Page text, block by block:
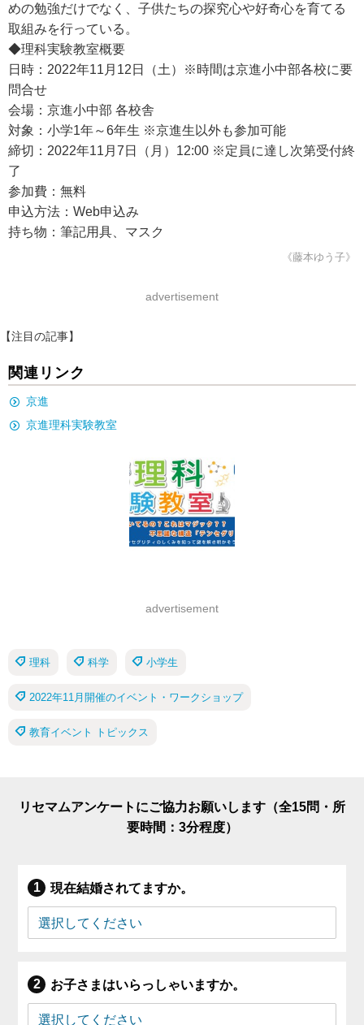
めの勉強だけでなく、子供たちの探究心や好奇心を育てる
取組みを行っている。
◆理科実験教室概要
日時：2022年11月12日（土）※時間は京進小中部各校に要
問合せ
会場：京進小中部 各校舎
対象：小学1年～6年生 ※京進生以外も参加可能
締切：2022年11月7日（月）12:00 ※定員に達し次第受付終
了
参加費：無料
申込方法：Web申込み
持ち物：筆記用具、マスク
《藤本ゆう子》
advertisement
【注目の記事】
関連リンク
京進
京進理科実験教室
advertisement
理科 科学 小学生
2022年11月開催のイベント・ワークショップ
教育イベント トピックス
リセマムアンケートにご協力お願いします（全15問・所
要時間：3分程度）
現在結婚されてますか。
お子さまはいらっしゃいますか。